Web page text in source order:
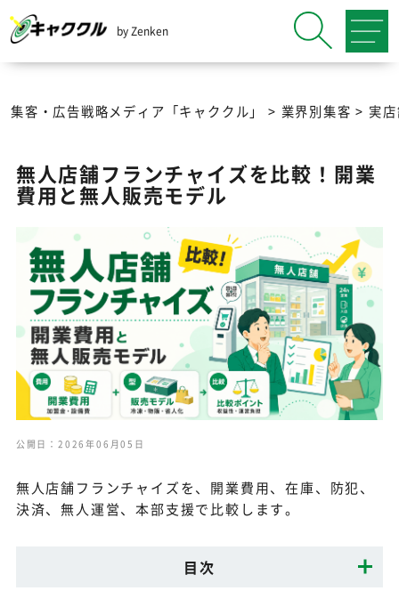
by Zenken
集客・広告戦略メディア「キャククル」 > 業界別集客 > 実
無人店舗フランチャイズを比較！開業
費用と無人販売モデル
公開日：2026年06月05日
無人店舗フランチャイズを、開業費用、在庫、防犯、
決済、無人運営、本部支援で比較します。
目次